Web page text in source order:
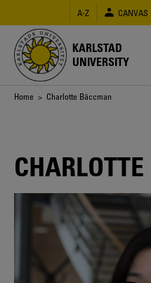
main
content
A-Z CANVAS
KARLSTAD
UNIVERSITY
Breadcrumb
Home > Charlotte Bäccman